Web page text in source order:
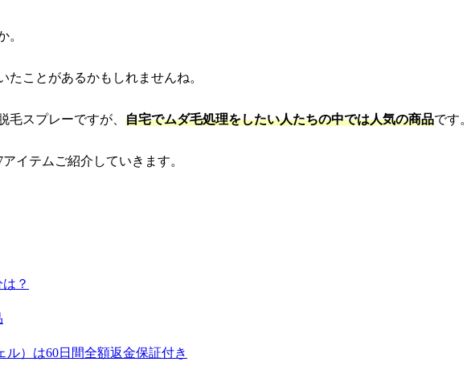
。
ことがあるかもしれませんね。
スプレーですが、 自宅でムダ毛処理をしたい人たちの中では人気の商品です。
イテムご紹介していきます。
？
）は60日間全額返金保証付き